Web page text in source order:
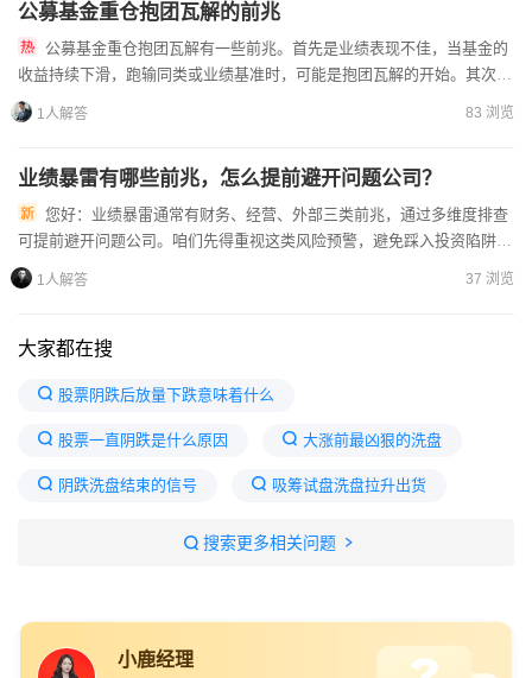
公募基金重仓抱团瓦解的前兆
收益持续下滑，跑输同类或业绩基准时，可能是抱团瓦解的开始。其次是
资金流出，大量资金从相关基金赎回，会影响基金的资金规模和操作...
1人解答 83 浏览
业绩暴雷有哪些前兆，怎么提前避开问题公司？
可提前避开问题公司。咱们先得重视这类风险预警，避免踩入投资陷阱。
首先拆解前兆：财务上，营收与利润增速背离、应收账款或存货大幅...
1人解答 37 浏览
大家都在搜
股票阴跌后放量下跌意味着什么
股票一直阴跌是什么原因 大涨前最凶狠的洗盘
阴跌洗盘结束的信号 吸筹试盘洗盘拉升出货
拉升前的洗盘试盘6个特征
主力拉升前一定有的三种情况 涨停后一直阴跌
A股彻底变天
搜索更多相关问题
小鹿经理